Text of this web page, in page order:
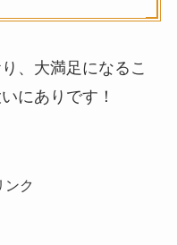
、大満足になるこ
にありです！
ンク